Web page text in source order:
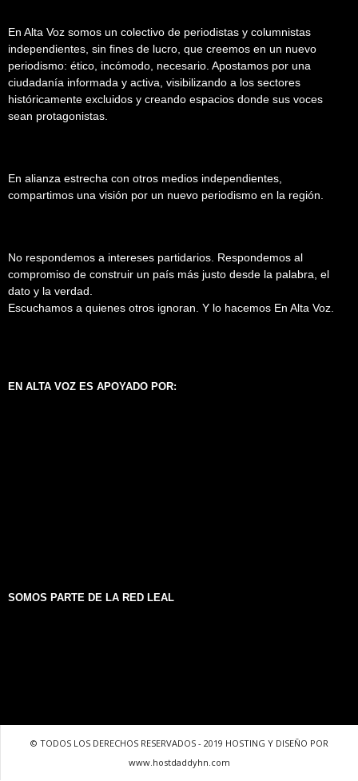
En Alta Voz somos un colectivo de periodistas y columnistas
independientes, sin fines de lucro, que creemos en un nuevo
periodismo: ético, incómodo, necesario. Apostamos por una
ciudadanía informada y activa, visibilizando a los sectores
históricamente excluidos y creando espacios donde sus voces
sean protagonistas.
En alianza estrecha con otros medios independientes,
compartimos una visión por un nuevo periodismo en la región.
No respondemos a intereses partidarios. Respondemos al
compromiso de construir un país más justo desde la palabra, el
dato y la verdad.
Escuchamos a quienes otros ignoran. Y lo hacemos En Alta Voz.
EN ALTA VOZ ES APOYADO POR:
SOMOS PARTE DE LA RED LEAL
© TODOS LOS DERECHOS RESERVADOS - 2019 HOSTING Y DISEÑO POR
www.hostdaddyhn.com